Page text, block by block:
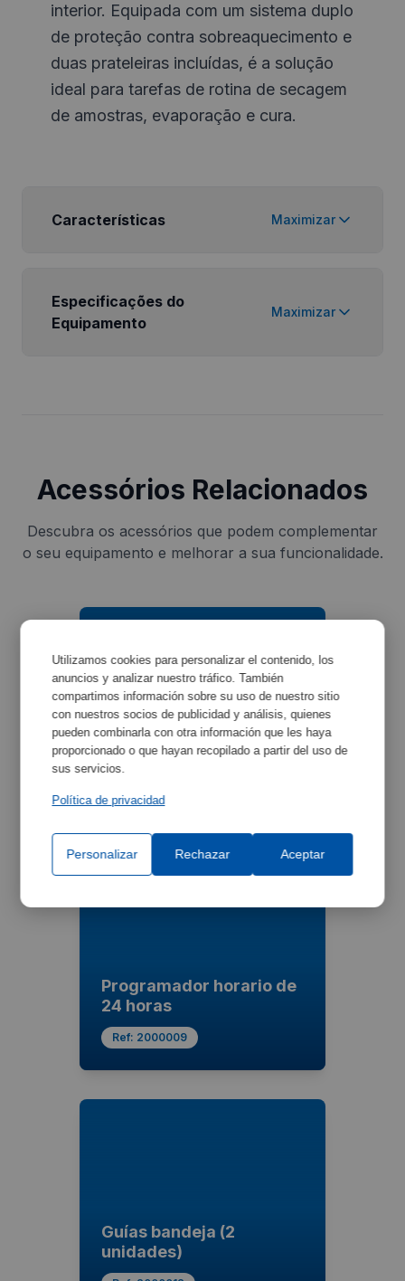
interior. Equipada com um sistema duplo
de proteção contra sobreaquecimento e
duas prateleiras incluídas, é a solução
ideal para tarefas de rotina de secagem
de amostras, evaporação e cura.
Características Maximizar
Especificações do
Equipamento
Maximizar
Acessórios Relacionados
Descubra os acessórios que podem complementar
o seu equipamento e melhorar a sua funcionalidade.
Bandeja
Programador horario de
24 horas
Ref: 2000009
Guías bandeja (2
unidades)
Utilizamos cookies para personalizar el contenido, los
anuncios y analizar nuestro tráfico. También
compartimos información sobre su uso de nuestro sitio
con nuestros socios de publicidad y análisis, quienes
pueden combinarla con otra información que les haya
proporcionado o que hayan recopilado a partir del uso de
sus servicios.
Política de privacidad
Personalizar Rechazar Aceptar